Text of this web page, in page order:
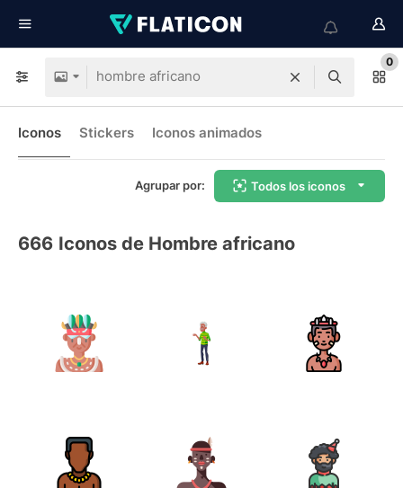
0
Iconos Stickers Iconos animados
Agrupar por: Todos los iconos
666 Iconos de Hombre africano